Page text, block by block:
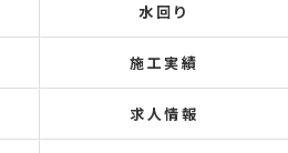
水回り
施工実績
求人情報